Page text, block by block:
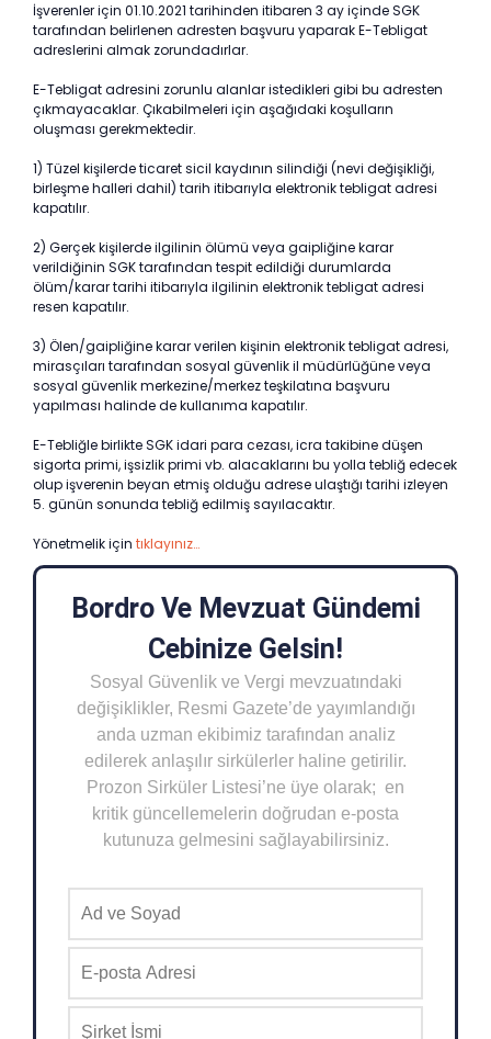
İşverenler için 01.10.2021 tarihinden itibaren 3 ay içinde SGK
tarafından belirlenen adresten başvuru yaparak E-Tebligat
adreslerini almak zorundadırlar.
E-Tebligat adresini zorunlu alanlar istedikleri gibi bu adresten
çıkmayacaklar. Çıkabilmeleri için aşağıdaki koşulların
oluşması gerekmektedir.
1) Tüzel kişilerde ticaret sicil kaydının silindiği (nevi değişikliği,
birleşme halleri dahil) tarih itibarıyla elektronik tebligat adresi
kapatılır.
2) Gerçek kişilerde ilgilinin ölümü veya gaipliğine karar
verildiğinin SGK tarafından tespit edildiği durumlarda
ölüm/karar tarihi itibarıyla ilgilinin elektronik tebligat adresi
resen kapatılır.
3) Ölen/gaipliğine karar verilen kişinin elektronik tebligat adresi,
mirasçıları tarafından sosyal güvenlik il müdürlüğüne veya
sosyal güvenlik merkezine/merkez teşkilatına başvuru
yapılması halinde de kullanıma kapatılır.
E-Tebliğle birlikte SGK idari para cezası, icra takibine düşen
sigorta primi, işsizlik primi vb. alacaklarını bu yolla tebliğ edecek
olup işverenin beyan etmiş olduğu adrese ulaştığı tarihi izleyen
5. günün sonunda tebliğ edilmiş sayılacaktır.
Yönetmelik için tıklayınız…
Bordro Ve Mevzuat Gündemi
Cebinize Gelsin!
Sosyal Güvenlik ve Vergi mevzuatındaki
değişiklikler, Resmi Gazete’de yayımlandığı
anda uzman ekibimiz tarafından analiz
edilerek anlaşılır sirkülerler haline getirilir.
Prozon Sirküler Listesi’ne üye olarak; en
kritik güncellemelerin doğrudan e-posta
kutunuza gelmesini sağlayabilirsiniz.